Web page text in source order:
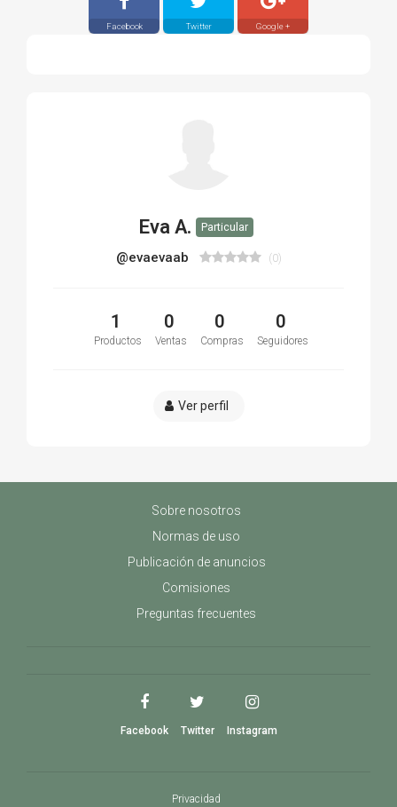
Facebook Twitter Google +
Eva A. Particular
@evaevaab (0)
1
Productos
0
Ventas
0
Compras
0
Seguidores
Ver perfil
Sobre nosotros
Normas de uso
Publicación de anuncios
Comisiones
Preguntas frecuentes
Facebook Twitter Instagram
Privacidad